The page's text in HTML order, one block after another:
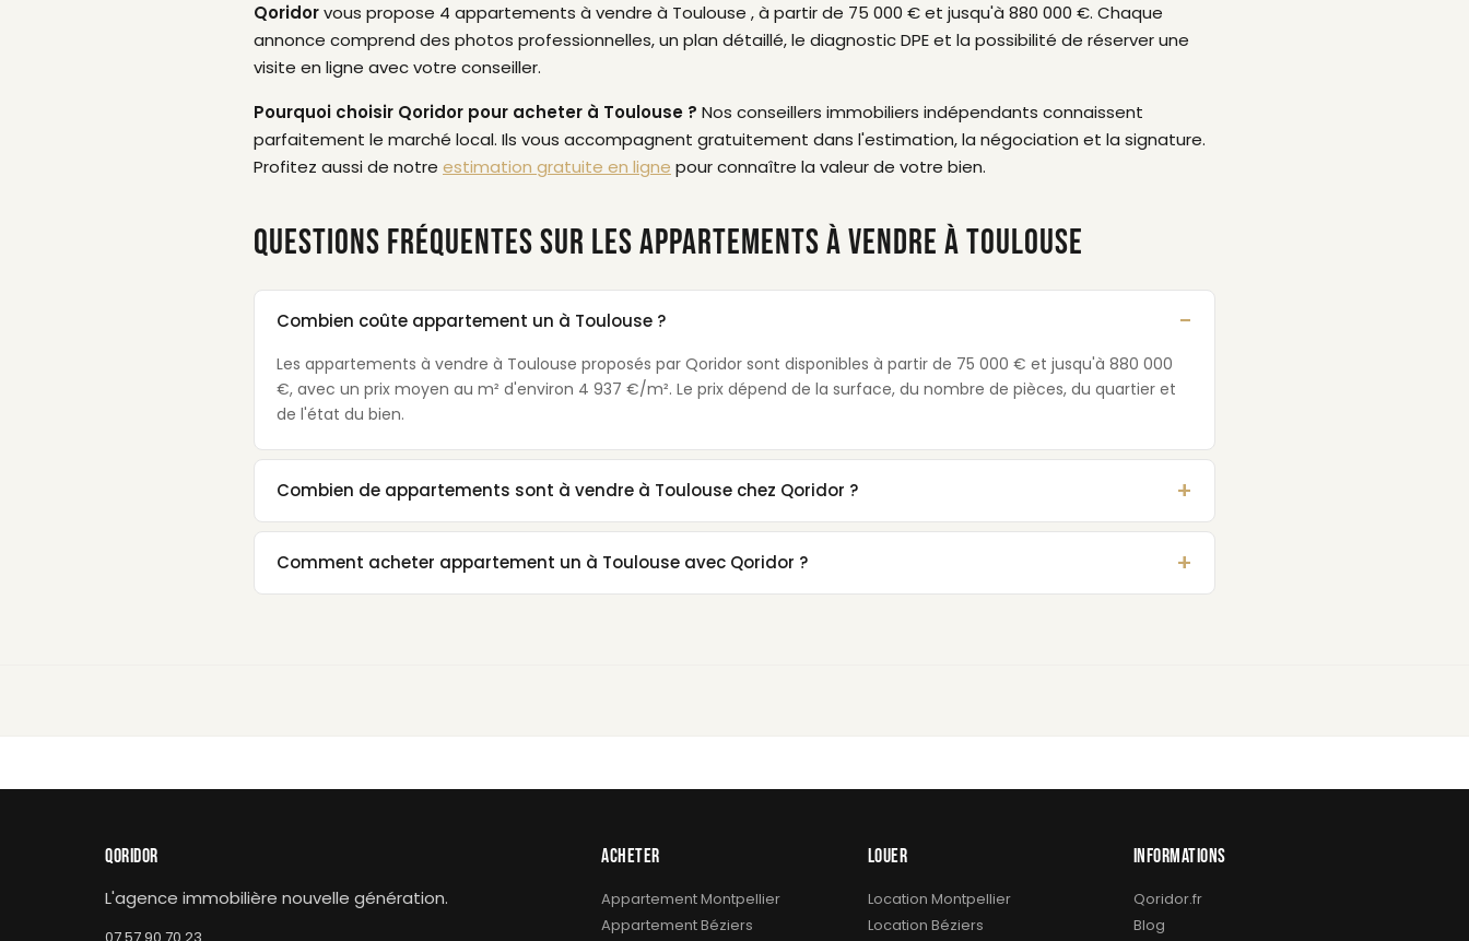
Qoridorvous propose 4 appartements à vendre à Toulouse , à partir de 75 000 € et jusqu'à 880 000 €. Chaque
annonce comprend des photos professionnelles, un plan détaillé, le diagnostic DPE et la possibilité de réserver une
visite en ligne avec votre conseiller.
Pourquoi choisir Qoridor pour acheter à Toulouse ? Nos conseillers immobiliers indépendants connaissent
parfaitement le marché local. Ils vous accompagnent gratuitement dans l'estimation, la négociation et la signature.
Profitez aussi de notre estimation gratuite en ligne pour connaître la valeur de votre bien.
QUESTIONS FRÉQUENTES SUR LES APPARTEMENTS À VENDRE À TOULOUSE
Combien coûte appartement un à Toulouse ?
Les appartements à vendre à Toulouse proposés par Qoridor sont disponibles à partir de 75 000 € et jusqu'à 880 000
€, avec un prix moyen au m² d'environ 4 937 €/m². Le prix dépend de la surface, du nombre de pièces, du quartier et
de l'état du bien.
Combien de appartements sont à vendre à Toulouse chez Qoridor ?
Comment acheter appartement un à Toulouse avec Qoridor ?
QORIDOR
L'agence immobilière nouvelle génération.
ACHETER
Appartement Montpellier
Appartement Béziers
LOUER
Location Montpellier
Location Béziers
INFORMATIONS
Qoridor.fr
Blog